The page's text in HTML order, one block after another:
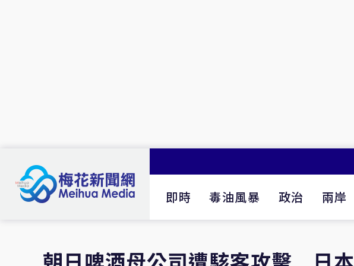
即時 毒油風暴 政治 兩岸